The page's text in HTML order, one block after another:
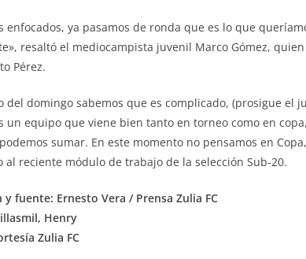
enfocados, ya pasamos de ronda que es lo que
resaltó el mediocampista juvenil Marco Gómez,
Pérez.
del domingo sabemos que es complicado, (prosigue el
un equipo que viene bien tanto en torneo como en
sumar. En este momento no pensamos en
al reciente módulo de trabajo de la selección Sub-20.
y fuente: Ernesto Vera / Prensa Zulia FC
Henry
Zulia FC